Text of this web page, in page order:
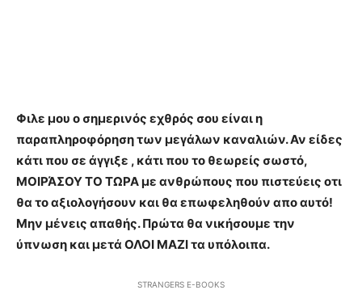
Φιλε μου ο σημερινός εχθρός σου είναι η
παραπληροφόρηση των μεγάλων καναλιών. Αν είδες
κάτι που σε άγγιξε , κάτι που το θεωρείς σωστό,
ΜΟΙΡΆΣΟΥ ΤΟ ΤΩΡΑ με ανθρώπους που πιστεύεις οτι
θα το αξιολογήσουν και θα επωφεληθούν απο αυτό!
Μην μένεις απαθής. Πρώτα θα νικήσουμε την
ύπνωση και μετά ΟΛΟΙ ΜΑΖΙ τα υπόλοιπα.
STRANGERS E-BOOKS